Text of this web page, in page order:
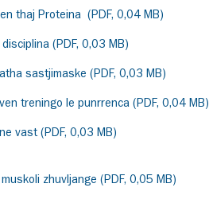
thaj Proteina (PDF, 0,04 MB)
(PDF, 0,03 MB)
sastjimaske (PDF, 0,03 MB)
treningo le punrrenca (PDF, 0,04 MB)
vast (PDF, 0,03 MB)
zhuvljange (PDF, 0,05 MB)